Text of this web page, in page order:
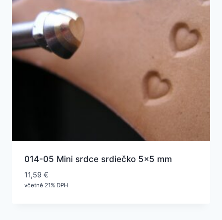
014-05 Mini srdce srdiečko 5×5 mm
11,59 €
včetně 21% DPH